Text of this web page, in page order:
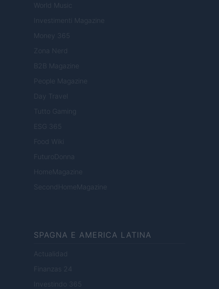
World Music
Investimenti Magazine
Money 365
Zona Nerd
B2B Magazine
People Magazine
Day Travel
Tutto Gaming
ESG 365
Food Wiki
FuturoDonna
HomeMagazine
SecondHomeMagazine
SPAGNA E AMERICA LATINA
Actualidad
Finanzas 24
Investindo 365